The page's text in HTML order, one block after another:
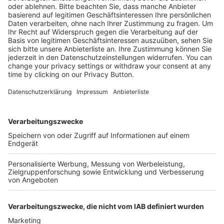
29,90 €
Mehr Infos
Kostenlose Rücksendung bis zu 14 Tage nach
Bestelleingang (innerhalb Deutschlands).
Versandkosten.
Der Bestellprozess ist mit Hilfe eines SSL-
SERVICE HOTLINE
SHOP SERVICE